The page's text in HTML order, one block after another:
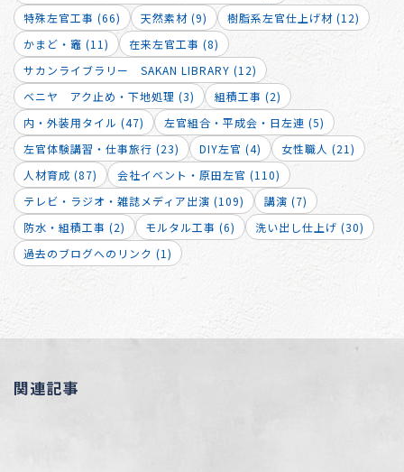
特殊左官工事 (66)
天然素材 (9)
樹脂系左官仕上げ材 (12)
かまど・竈 (11)
在来左官工事 (8)
サカンライブラリー SAKAN LIBRARY (12)
ベニヤ アク止め・下地処理 (3)
組積工事 (2)
内・外装用タイル (47)
左官組合・平成会・日左連 (5)
左官体験講習・仕事旅行 (23)
DIY左官 (4)
女性職人 (21)
人材育成 (87)
会社イベント・原田左官 (110)
テレビ・ラジオ・雑誌メディア出演 (109)
講演 (7)
防水・組積工事 (2)
モルタル工事 (6)
洗い出し仕上げ (30)
過去のブログへのリンク (1)
関連記事